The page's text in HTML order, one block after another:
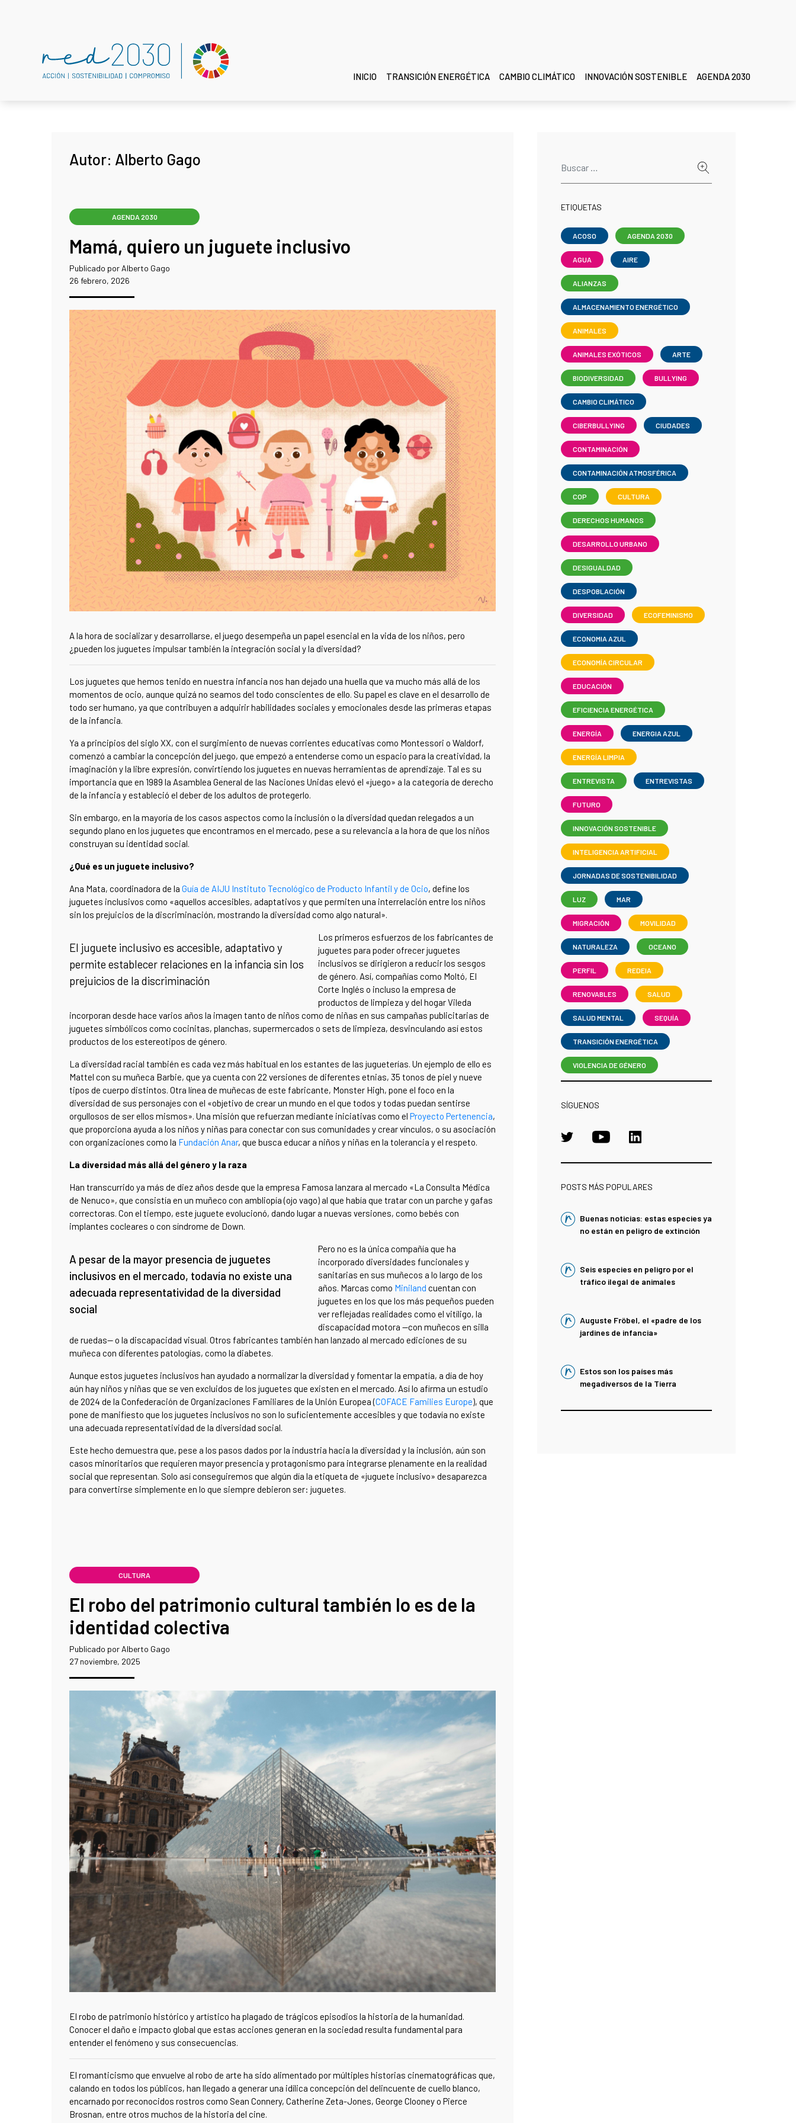
INICIO TRANSICIÓN ENERGÉTICA CAMBIO CLIMÁTICO INNOVACIÓN SOSTENIBLE AGENDA 2030
Autor: Alberto Gago
AGENDA 2030
Mamá, quiero un juguete inclusivo
Publicado por Alberto Gago
26 febrero, 2026
A la hora de socializar y desarrollarse, el juego desempeña un papel esencial en la vida de los niños, pero
¿pueden los juguetes impulsar también la integración social y la diversidad?
Los juguetes que hemos tenido en nuestra infancia nos han dejado una huella que va mucho más allá de los
momentos de ocio, aunque quizá no seamos del todo conscientes de ello. Su papel es clave en el desarrollo de
todo ser humano, ya que contribuyen a adquirir habilidades sociales y emocionales desde las primeras etapas
de la infancia.
Ya a principios del siglo XX, con el surgimiento de nuevas corrientes educativas como Montessori o Waldorf,
comenzó a cambiar la concepción del juego, que empezó a entenderse como un espacio para la creatividad, la
imaginación y la libre expresión, convirtiendo los juguetes en nuevas herramientas de aprendizaje. Tal es su
importancia que en 1989 la Asamblea General de las Naciones Unidas elevó el «juego» a la categoría de derecho
de la infancia y estableció el deber de los adultos de protegerlo.
Sin embargo, en la mayoría de los casos aspectos como la inclusión o la diversidad quedan relegados a un
segundo plano en los juguetes que encontramos en el mercado, pese a su relevancia a la hora de que los niños
construyan su identidad social.
¿Qué es un juguete inclusivo?
Ana Mata, coordinadora de la Guía de AIJU Instituto Tecnológico de Producto Infantil y de Ocio, define los
juguetes inclusivos como «aquellos accesibles, adaptativos y que permiten una interrelación entre los niños
sin los prejuicios de la discriminación, mostrando la diversidad como algo natural».
El juguete inclusivo es accesible, adaptativo y
permite establecer relaciones en la infancia sin los
prejuicios de la discriminación
Los primeros esfuerzos de los fabricantes de
juguetes para poder ofrecer juguetes
inclusivos se dirigieron a reducir los sesgos
de género. Así, compañías como Moltó, El
Corte Inglés o incluso la empresa de
productos de limpieza y del hogar Vileda
incorporan desde hace varios años la imagen tanto de niños como de niñas en sus campañas publicitarias de
juguetes simbólicos como cocinitas, planchas, supermercados o sets de limpieza, desvinculando así estos
productos de los estereotipos de género.
La diversidad racial también es cada vez más habitual en los estantes de las jugueterías. Un ejemplo de ello es
Mattel con su muñeca Barbie, que ya cuenta con 22 versiones de diferentes etnias, 35 tonos de piel y nueve
tipos de cuerpo distintos. Otra línea de muñecas de este fabricante, Monster High, pone el foco en la
diversidad de sus personajes con el «objetivo de crear un mundo en el que todos y todas puedan sentirse
orgullosos de ser ellos mismos». Una misión que refuerzan mediante iniciativas como el Proyecto Pertenencia,
que proporciona ayuda a los niños y niñas para conectar con sus comunidades y crear vínculos, o su asociación
con organizaciones como la Fundación Anar, que busca educar a niños y niñas en la tolerancia y el respeto.
La diversidad más allá del género y la raza
Han transcurrido ya más de diez años desde que la empresa Famosa lanzara al mercado «La Consulta Médica
de Nenuco», que consistía en un muñeco con ambliopía (ojo vago) al que había que tratar con un parche y gafas
correctoras. Con el tiempo, este juguete evolucionó, dando lugar a nuevas versiones, como bebés con
implantes cocleares o con síndrome de Down.
A pesar de la mayor presencia de juguetes
inclusivos en el mercado, todavía no existe una
adecuada representatividad de la diversidad
social
Pero no es la única compañía que ha
incorporado diversidades funcionales y
sanitarias en sus muñecos a lo largo de los
años. Marcas como Miniland cuentan con
juguetes en los que los más pequeños pueden
ver reflejadas realidades como el vitíligo, la
discapacidad motora —con muñecos en silla
de ruedas— o la discapacidad visual. Otros fabricantes también han lanzado al mercado ediciones de su
muñeca con diferentes patologías, como la diabetes.
Aunque estos juguetes inclusivos han ayudado a normalizar la diversidad y fomentar la empatía, a día de hoy
aún hay niños y niñas que se ven excluidos de los juguetes que existen en el mercado. Así lo afirma un estudio
de 2024 de la Confederación de Organizaciones Familiares de la Unión Europea (COFACE Families Europe), que
pone de manifiesto que los juguetes inclusivos no son lo suficientemente accesibles y que todavía no existe
una adecuada representatividad de la diversidad social.
Este hecho demuestra que, pese a los pasos dados por la industria hacia la diversidad y la inclusión, aún son
casos minoritarios que requieren mayor presencia y protagonismo para integrarse plenamente en la realidad
social que representan. Solo así conseguiremos que algún día la etiqueta de «juguete inclusivo» desaparezca
para convertirse simplemente en lo que siempre debieron ser: juguetes.
CULTURA
El robo del patrimonio cultural también lo es de la
identidad colectiva
Publicado por Alberto Gago
27 noviembre, 2025
El robo de patrimonio histórico y artístico ha plagado de trágicos episodios la historia de la humanidad.
Conocer el daño e impacto global que estas acciones generan en la sociedad resulta fundamental para
entender el fenómeno y sus consecuencias.
El romanticismo que envuelve al robo de arte ha sido alimentado por múltiples historias cinematográficas que,
calando en todos los públicos, han llegado a generar una idílica concepción del delincuente de cuello blanco,
encarnado por reconocidos rostros como Sean Connery, Catherine Zeta-Jones, George Clooney o Pierce
Brosnan, entre otros muchos de la historia del cine.
ETIQUETAS
ACOSO AGENDA 2030
AGUA AIRE
ALIANZAS
ALMACENAMIENTO ENERGÉTICO
ANIMALES
ANIMALES EXÓTICOS ARTE
BIODIVERSIDAD BULLYING
CAMBIO CLIMÁTICO
CIBERBULLYING CIUDADES
CONTAMINACIÓN
CONTAMINACIÓN ATMOSFÉRICA
COP CULTURA
DERECHOS HUMANOS
DESARROLLO URBANO
DESIGUALDAD
DESPOBLACIÓN
DIVERSIDAD ECOFEMINISMO
ECONOMIA AZUL
ECONOMÍA CIRCULAR
EDUCACIÓN
EFICIENCIA ENERGÉTICA
ENERGÍA ENERGIA AZUL
ENERGÍA LIMPIA
ENTREVISTA ENTREVISTAS
FUTURO
INNOVACIÓN SOSTENIBLE
INTELIGENCIA ARTIFICIAL
JORNADAS DE SOSTENIBILIDAD
LUZ MAR
MIGRACIÓN MOVILIDAD
NATURALEZA OCEANO
PERFIL REDEIA
RENOVABLES SALUD
SALUD MENTAL SEQUÍA
TRANSICIÓN ENERGÉTICA
VIOLENCIA DE GÉNERO
SÍGUENOS
POSTS MÁS POPULARES
Buenas noticias: estas especies ya
no están en peligro de extinción
Seis especies en peligro por el
tráfico ilegal de animales
Auguste Fröbel, el «padre de los
jardines de infancia»
Estos son los países más
megadiversos de la Tierra